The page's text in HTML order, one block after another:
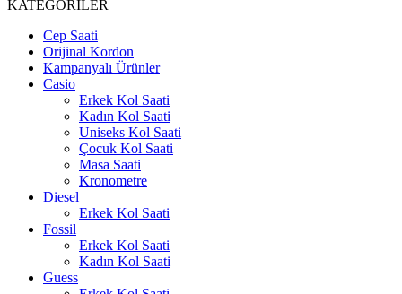
KATEGORİLER
Cep Saati
Orijinal Kordon
Kampanyalı Ürünler
Casio
Erkek Kol Saati
Kadın Kol Saati
Uniseks Kol Saati
Çocuk Kol Saati
Masa Saati
Kronometre
Diesel
Erkek Kol Saati
Fossil
Erkek Kol Saati
Kadın Kol Saati
Guess